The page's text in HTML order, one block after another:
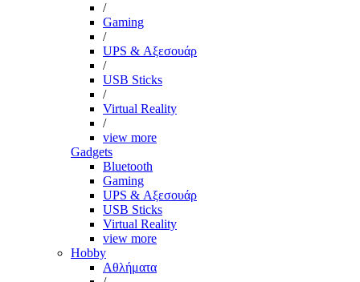
/
Gaming
/
UPS & Αξεσουάρ
/
USB Sticks
/
Virtual Reality
/
view more
Gadgets
Bluetooth
Gaming
UPS & Αξεσουάρ
USB Sticks
Virtual Reality
view more
Hobby
Αθλήματα